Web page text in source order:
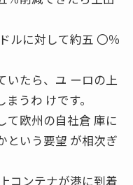
ルに対して約五 〇％
いたら、ユ ーロの上
うわ けです。
欧州の自社倉 庫に
という要望 が相次ぎ
コンテナが港に到着